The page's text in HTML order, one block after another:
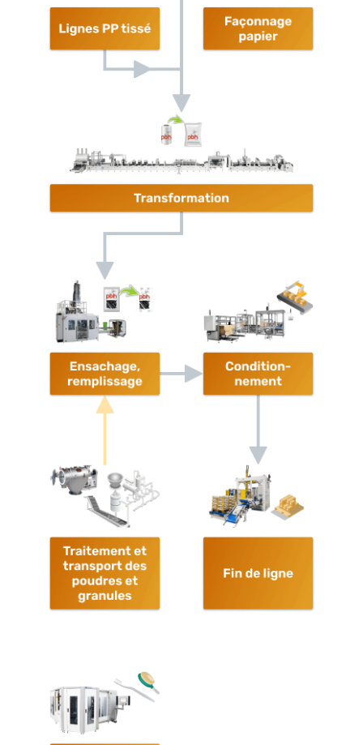
Faconnage
papier
Transformation
Ensachage
Fin de
ligne
Brosses